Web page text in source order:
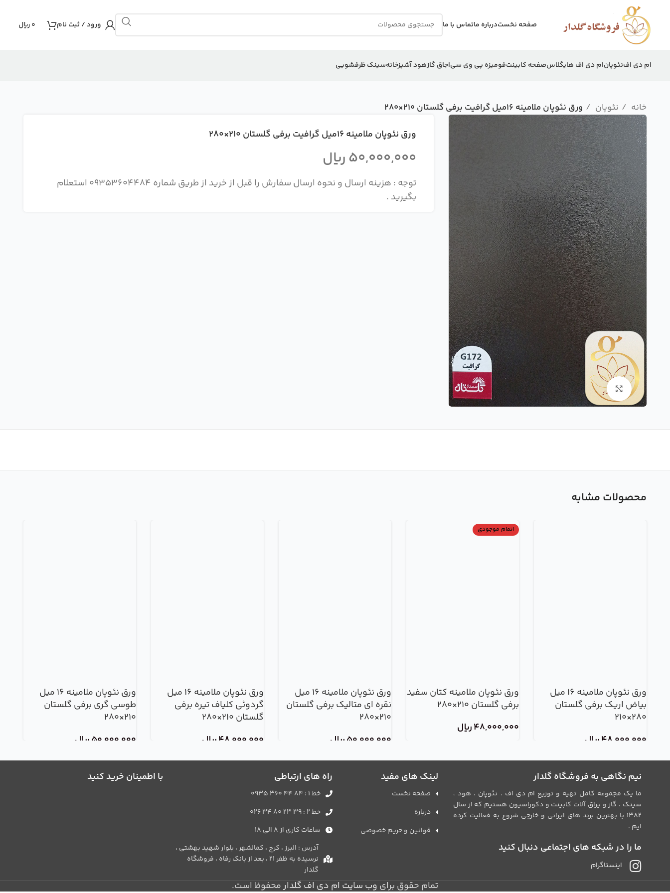
صفحه نخستدرباره ماتماس با ما ورود / ثبت نام 0ریال
ام دی افنئوپانام دی اف هایگلاسصفحه کابینتفومیزه پی وی سیاجاق گازهود آشپزخانهسینک ظرفشویی
خانه نئوپان ورق نئوپان ملامینه 16میل گرافیت برفی گلستان 210×280
بزرگنمایی تصویر
ورق نئوپان ملامینه 16میل گرافیت برفی گلستان 210×280
50,000,000 ریال
توجه : هزینه ارسال و نحوه ارسال سفارش را قبل از خرید از طریق شماره 09353604484 استعلام
بگیرید .
محصولات مشابه
ورق نئوپان ملامینه 16 میل
بیاض اریک برفی گلستان
280×210
48,000,000ریال
اتمام موجودی
ورق نئوپان ملامینه کتان سفید
برفی گلستان 210×280
48,000,000ریال
ورق نئوپان ملامینه 16 میل
نقره ای متالیک برفی گلستان
210×280
50,000,000ریال
ورق نئوپان ملامینه 16 میل
گردوئی کلیاف تیره برفی
گلستان 210×280
48,000,000ریال
ورق نئوپان ملامینه 16 میل
طوسی گری برفی گلستان
210×280
50,000,000ریال
نیم نگاهی به فروشگاه گلدار
ما یک مجموعه کامل تهیه و توزیع ام دی اف ، نئوپان ، هود ،
سینک ، گاز و یراق آلات کابینت و دکوراسیون هستیم که از سال
1382 با بهترین برند های ایرانی و خارجی شروع به فعالیت کرده
ایم .
ما را در شبکه های اجتماعی دنبال کنید
اینستاگرام
لینک های مفید
صفحه نخست
درباره
قوانین و حریم خصوصی
راه های ارتباطی
خط 1 : 84 44 360 0935
خط 2 : 39 23 80 34 026
ساعات کاری از 8 الی 18
آدرس : البرز ، کرج ، کمالشهر ، بلوار شهید بهشتی ،
نرسیده به ظفر 21 ، بعد از بانک رفاه ، فروشگاه
گلدار
با اطمینان خرید کنید
تمام حقوق برایوب سایت ام دی اف گلدارمحفوظ است.